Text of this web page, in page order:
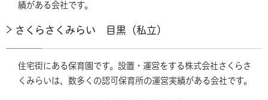
績がある会社です。
さくらさくみらい 目黒（私立）
住宅街にある保育園です。設置・運営をする株式会社さくらさ
くみらいは、数多くの認可保育所の運営実績がある会社です。